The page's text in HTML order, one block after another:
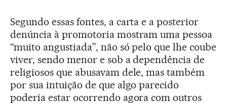
Segundo essas fontes, a carta e a posterior
denúncia à promotoria mostram uma pessoa
“muito angustiada”, não só pelo que lhe coube
viver, sendo menor e sob a dependência de
religiosos que abusavam dele, mas também
por sua intuição de que algo parecido
poderia estar ocorrendo agora com outros